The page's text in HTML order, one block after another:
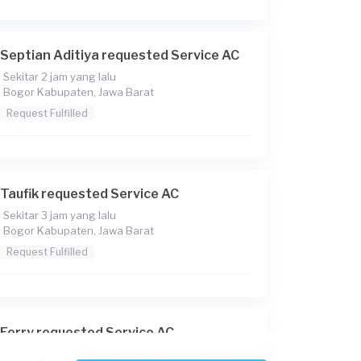
Septian Aditiya requested Service AC
Sekitar 2 jam yang lalu
Bogor Kabupaten, Jawa Barat
Request Fulfilled
Taufik requested Service AC
Sekitar 3 jam yang lalu
Bogor Kabupaten, Jawa Barat
Request Fulfilled
Ferry requested Service AC